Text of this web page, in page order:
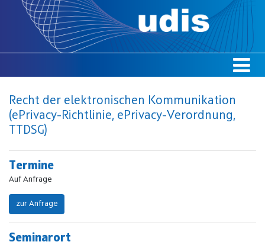
Recht der elektronischen Kommunikation
(ePrivacy-Richtlinie, ePrivacy-Verordnung,
TTDSG)
Termine
Auf Anfrage
zur Anfrage
Seminarort